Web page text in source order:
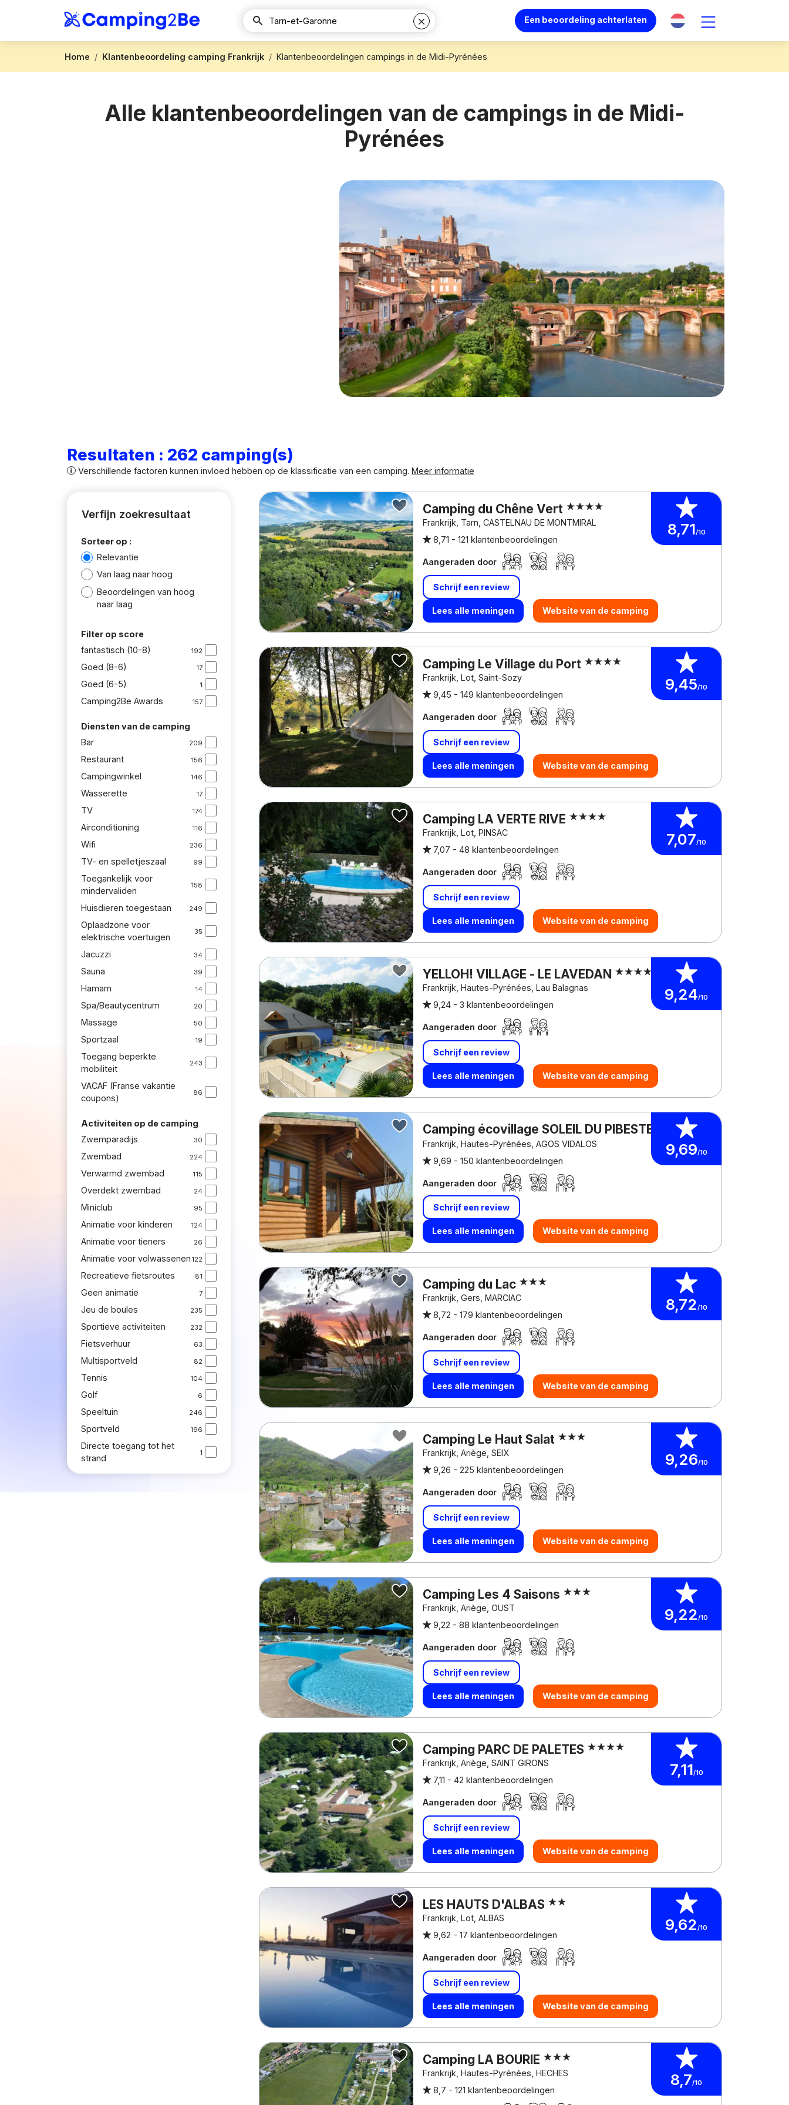
Een beoordeling achterlaten
Home Klantenbeoordeling camping Frankrijk Klantenbeoordelingen campings in de Midi-Pyrénées
Alle klantenbeoordelingen van de campings in de Midi-
Pyrénées
Resultaten : 262 camping(s)
Verschillende factoren kunnen invloed hebben op de klassificatie van een camping. Meer informatie
Verfijn zoekresultaat
Sorteer op :
Relevantie
Van laag naar hoog
Beoordelingen van hoog
naar laag
Filter op score
fantastisch (10-8)
192
Goed (8-6) 17
Goed (6-5) 1
Camping2Be Awards 157
Diensten van de camping
Bar
209
Restaurant 156
Campingwinkel 146
Wasserette 17
TV 174
Airconditioning 116
Wifi 236
TV- en spelletjeszaal 99
Toegankelijk voor
mindervaliden
158
Huisdieren toegestaan 249
Oplaadzone voor
elektrische voertuigen
35
Jacuzzi 34
Sauna 39
Hamam 14
Spa/Beautycentrum 20
Massage 50
Sportzaal 19
Toegang beperkte
mobiliteit
243
VACAF (Franse vakantie
coupons)
86
Activiteiten op de camping
Zwemparadijs
30
Zwembad 224
Verwarmd zwembad 115
Overdekt zwembad 24
Miniclub 95
Animatie voor kinderen 124
Animatie voor tieners 26
Animatie voor volwassenen 122
Recreatieve fietsroutes 81
Geen animatie 7
Jeu de boules 235
Sportieve activiteiten 232
Fietsverhuur 63
Multisportveld 82
Tennis 104
Golf 6
Speeltuin 246
Sportveld 196
Directe toegang tot het
strand
1
8,71/10
Camping du Chêne Vert
Frankrijk, Tarn, CASTELNAU DE MONTMIRAL
8,71 -121 klantenbeoordelingen
Aangeraden door
Schrijf een review
Lees alle meningen Website van de camping
9,45/10
Camping Le Village du Port
Frankrijk, Lot, Saint-Sozy
9,45 -149 klantenbeoordelingen
Aangeraden door
Schrijf een review
Lees alle meningen Website van de camping
7,07/10
Camping LA VERTE RIVE
Frankrijk, Lot, PINSAC
7,07 -48 klantenbeoordelingen
Aangeraden door
Schrijf een review
Lees alle meningen Website van de camping
9,24/10
YELLOH! VILLAGE - LE LAVEDAN
Frankrijk, Hautes-Pyrénées, Lau Balagnas
9,24 -3 klantenbeoordelingen
Aangeraden door
Schrijf een review
Lees alle meningen Website van de camping
9,69/10
Camping écovillage SOLEIL DU PIBESTE
Frankrijk, Hautes-Pyrénées, AGOS VIDALOS
9,69 -150 klantenbeoordelingen
Aangeraden door
Schrijf een review
Lees alle meningen Website van de camping
8,72/10
Camping du Lac
Frankrijk, Gers, MARCIAC
8,72 -179 klantenbeoordelingen
Aangeraden door
Schrijf een review
Lees alle meningen Website van de camping
9,26/10
Camping Le Haut Salat
Frankrijk, Ariège, SEIX
9,26 -225 klantenbeoordelingen
Aangeraden door
Schrijf een review
Lees alle meningen Website van de camping
9,22/10
Camping Les 4 Saisons
Frankrijk, Ariège, OUST
9,22 -88 klantenbeoordelingen
Aangeraden door
Schrijf een review
Lees alle meningen Website van de camping
7,11/10
Camping PARC DE PALETES
Frankrijk, Ariège, SAINT GIRONS
7,11 -42 klantenbeoordelingen
Aangeraden door
Schrijf een review
Lees alle meningen Website van de camping
9,62/10
LES HAUTS D'ALBAS
Frankrijk, Lot, ALBAS
9,62 -17 klantenbeoordelingen
Aangeraden door
Schrijf een review
Lees alle meningen Website van de camping
8,7/10
Camping LA BOURIE
Frankrijk, Hautes-Pyrénées, HECHES
8,7 -121 klantenbeoordelingen